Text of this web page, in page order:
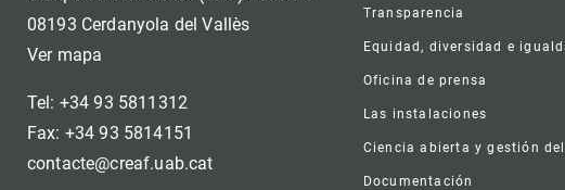
08193 Cerdanyola del Vallès
Ver mapa
Tel: +34 93 5811312
Fax: +34 93 5814151
contacte@creaf.uab.cat
Transparencia
Equidad, diversidad e
Oficina de prensa
Las instalaciones
Ciencia abierta y gestión
Documentación